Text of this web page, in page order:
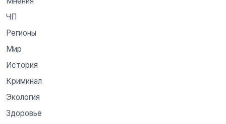
ЧП
Регионы
Мир
История
Криминал
Экология
Здоровье